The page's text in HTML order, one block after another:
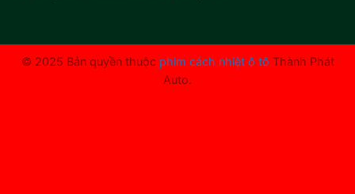
© 2025 Bản quyền thuộc phim cách nhiệt ô tô Thành Phát
Auto.